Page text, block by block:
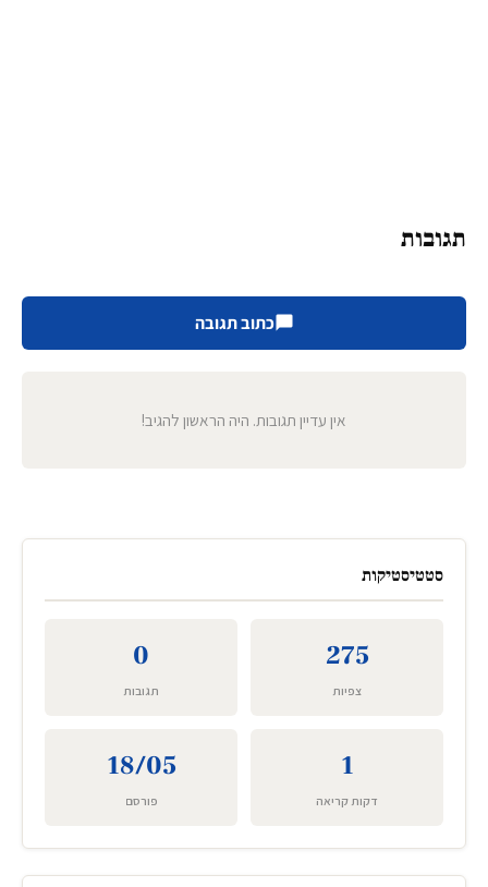
תגובות
כתוב תגובה
אין עדיין תגובות. היה הראשון להגיב!
סטטיסטיקות
275
צפיות
0
תגובות
1
דקות קריאה
18/05
פורסם